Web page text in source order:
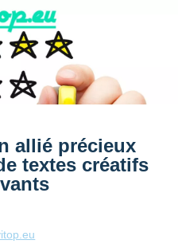
allié précieux
textes créatifs